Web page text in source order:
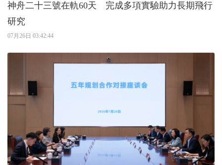
神舟二十三號在軌60天 完成多項實驗助力長期飛行
研究
07月26日 03:42:44